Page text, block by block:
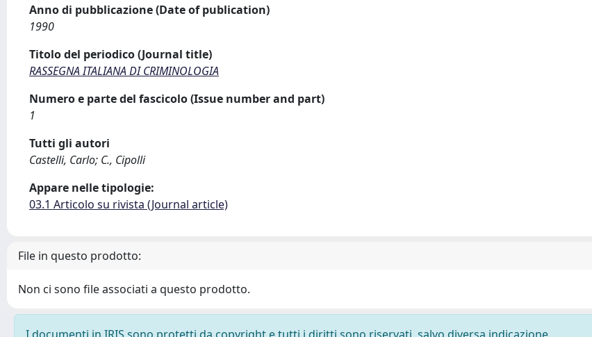
Anno di pubblicazione (Date of publication)
1990
Titolo del periodico (Journal title)
RASSEGNA ITALIANA DI CRIMINOLOGIA
Numero e parte del fascicolo (Issue number and part)
1
Tutti gli autori
Castelli, Carlo; C., Cipolli
Appare nelle tipologie:
03.1 Articolo su rivista (Journal article)
File in questo prodotto:
Non ci sono file associati a questo prodotto.